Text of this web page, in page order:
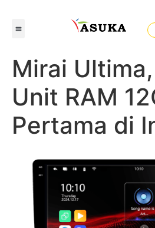
Mirai
Unit RAM
Pertama di